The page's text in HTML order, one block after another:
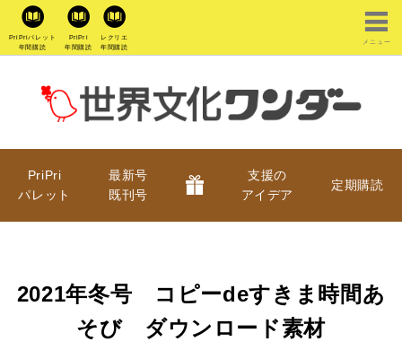
PriPriパレット
年間購読
PriPri
年間購読
レクリエ
年間購読
メニュー
PriPri
パレット
最新号
既刊号
支援の
アイデア
定期購読
2021年冬号 コピーdeすきま時間あ
そび ダウンロード素材